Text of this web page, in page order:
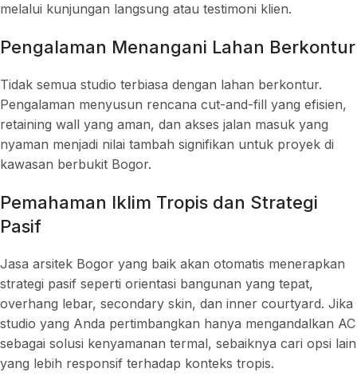
melalui kunjungan langsung atau testimoni klien.
Pengalaman Menangani Lahan Berkontur
Tidak semua studio terbiasa dengan lahan berkontur.
Pengalaman menyusun rencana cut-and-fill yang efisien,
retaining wall yang aman, dan akses jalan masuk yang
nyaman menjadi nilai tambah signifikan untuk proyek di
kawasan berbukit Bogor.
Pemahaman Iklim Tropis dan Strategi
Pasif
Jasa arsitek Bogor yang baik akan otomatis menerapkan
strategi pasif seperti orientasi bangunan yang tepat,
overhang lebar, secondary skin, dan inner courtyard. Jika
studio yang Anda pertimbangkan hanya mengandalkan AC
sebagai solusi kenyamanan termal, sebaiknya cari opsi lain
yang lebih responsif terhadap konteks tropis.